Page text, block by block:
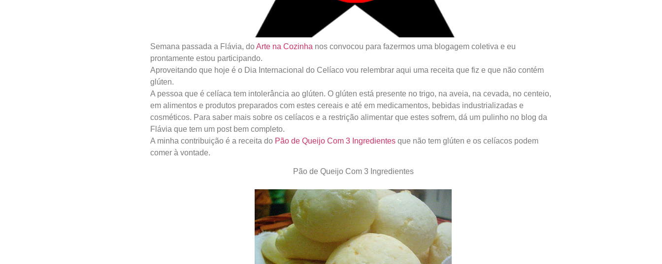
Semana passada a Flávia, doArte na Cozinha nos convocou para fazermos uma blogagem coletiva e eu
prontamente estou participando.
Aproveitando que hoje é o Dia Internacional do Celíaco vou relembrar aqui uma receita que fiz e que não contém
glúten.
A pessoa que é celíaca tem intolerância ao glúten. O glúten está presente no trigo, na aveia, na cevada, no centeio,
em alimentos e produtos preparados com estes cereais e até em medicamentos, bebidas industrializadas e
cosméticos. Para saber mais sobre os celíacos e a restrição alimentar que estes sofrem, dá um pulinho no blog da
Flávia que tem um post bem completo.
A minha contribuição é a receita do Pão de Queijo Com 3 Ingredientesque não tem glúten e os celíacos podem
comer à vontade.
Pão de Queijo Com 3 Ingredientes